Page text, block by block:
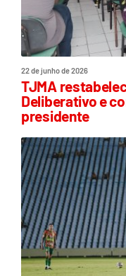
22 de junho de 2026
TJMA
Deliberativo e
presidente